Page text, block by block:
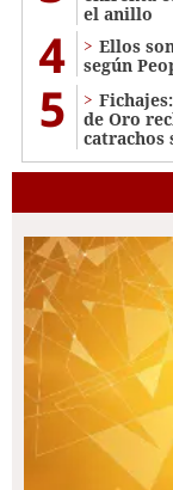
el anillo
4
Ellos
según
5
de Oro
catrachos